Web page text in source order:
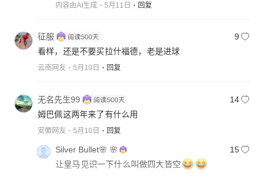
内容由AI生成 5月11日 回复
征服
9
看样，还是不要买拉什福德，老是进球
云南网友 5月10日 回复
无名先生99
14
姆巴佩这两年来了有什么用
安徽网友 5月10日 回复
Silver Bullet🌸 🌸
15
让皇马见识一下什么叫做四大皆空